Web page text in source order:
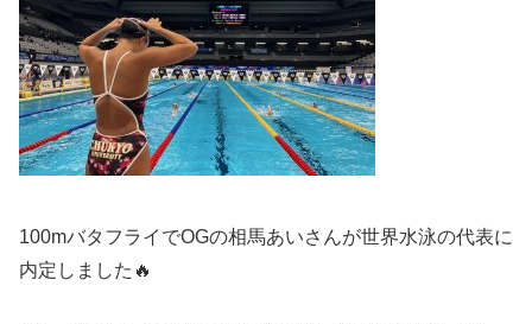
100mバタフライでOGの相馬あいさんが世界水泳の代表に
内定しました🔥